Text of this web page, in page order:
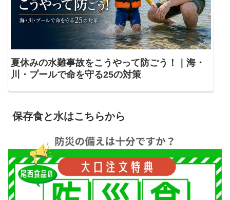
夏休みの水難事故をこうやって防ごう！｜海・
川・プールで命を守る25の対策
保存食と水はこちらから